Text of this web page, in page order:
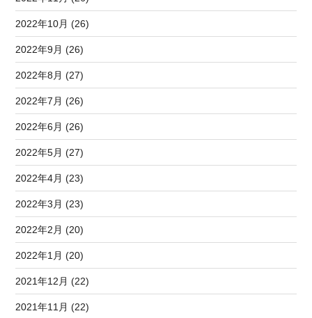
2022年10月 (26)
2022年9月 (26)
2022年8月 (27)
2022年7月 (26)
2022年6月 (26)
2022年5月 (27)
2022年4月 (23)
2022年3月 (23)
2022年2月 (20)
2022年1月 (20)
2021年12月 (22)
2021年11月 (22)